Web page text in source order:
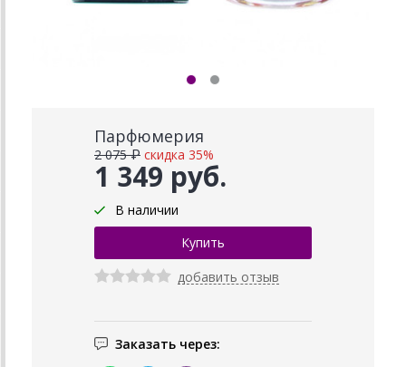
Парфюмерия
1 349 руб.
2 075 ₽ скидка 35%
В наличии
добавить отзыв
Заказать через: